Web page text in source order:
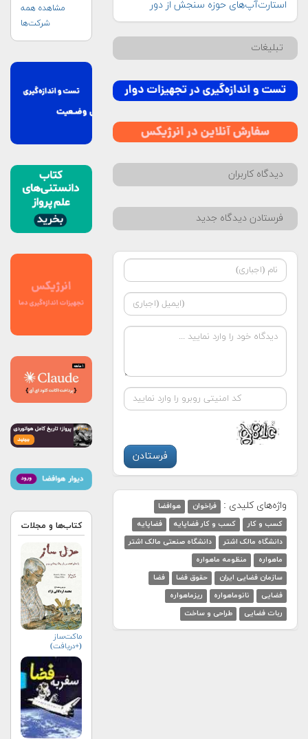
استارت‌‌آپ‌‌های حوزه سنجش از دور
تبلیغات
دیدگاه کاربران
فرستادن دیدگاه جدید
واژه‌های کلیدی : فراخوان
هوافضا
کسب و کار
کسب و کار فضاپایه
فضاپایه
دانشگاه مالک اشتر
دانشگاه صنعتی مالک اشتر
ماهواره
منظومه ماهواره
سازمان فضایی ایران
حقوق فضا
فضا
فضایی
نانوماهواره
ریزماهواره
ربات فضایی
طراحی و ساخت
مشاهده همه
شرکت‌ها
کتاب‌ها و مجلات
ماکت‌ساز
(+دریافت)